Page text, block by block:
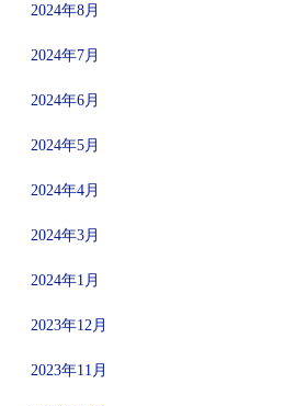
2024年8月
2024年7月
2024年6月
2024年5月
2024年4月
2024年3月
2024年1月
2023年12月
2023年11月